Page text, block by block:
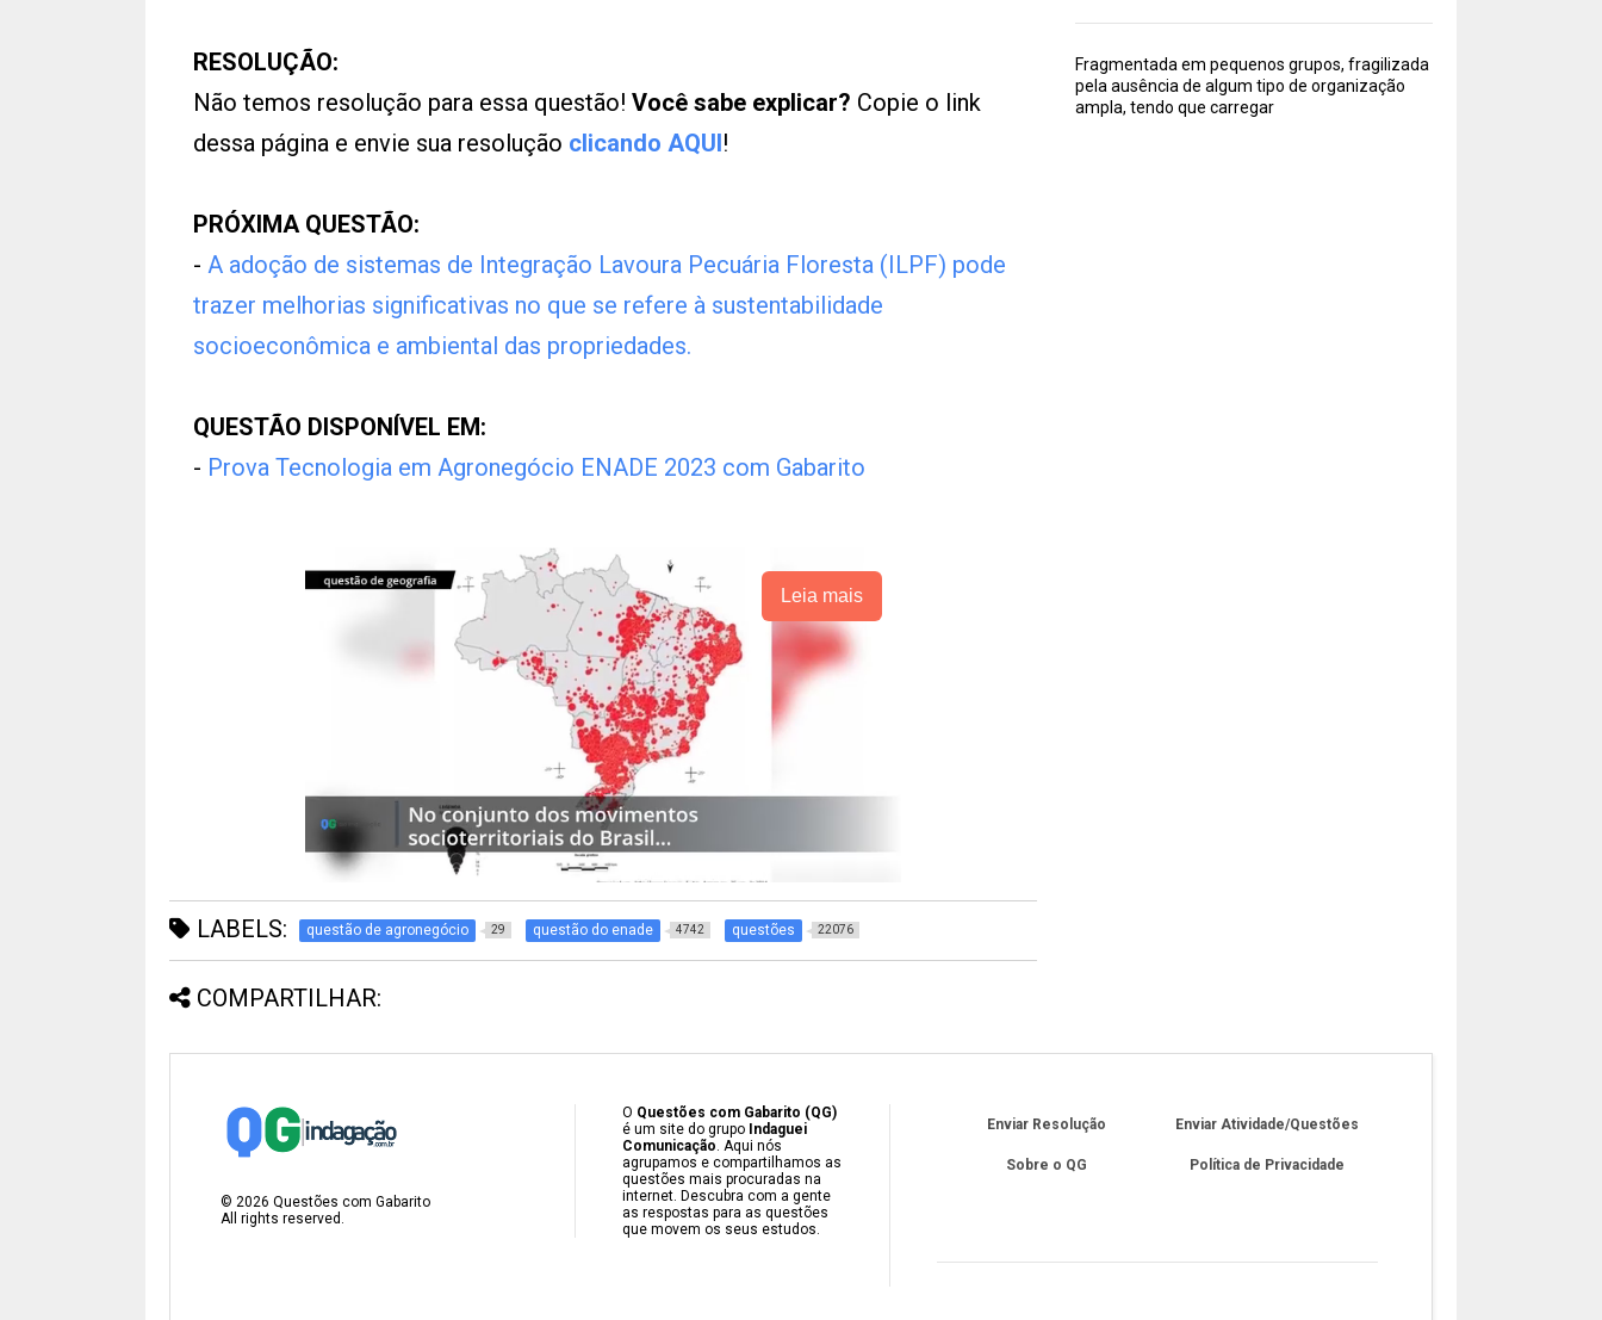
RESOLUÇÃO:
Não temos resolução para essa questão! Você sabe explicar? Copie o link
dessa página e envie sua resolução clicando AQUI!
PRÓXIMA QUESTÃO:
- A adoção de sistemas de Integração Lavoura Pecuária Floresta (ILPF) pode
trazer melhorias significativas no que se refere à sustentabilidade
socioeconômica e ambiental das propriedades.
QUESTÃO DISPONÍVEL EM:
- Prova Tecnologia em Agronegócio ENADE 2023 com Gabarito
Leia mais
LABELS: questão de agronegócio 29 questão do enade 4742 questões 22076
COMPARTILHAR:
Fragmentada em pequenos grupos, fragilizada
pela ausência de algum tipo de organização
ampla, tendo que carregar
©2026 Questões com Gabarito
All rights reserved.
O Questões com Gabarito (QG)
é um site do grupo Indaguei
Comunicação. Aqui nós
agrupamos e compartilhamos as
questões mais procuradas na
internet. Descubra com a gente
as respostas para as questões
que movem os seus estudos.
Enviar Resolução Enviar Atividade/Questões
Sobre o QG Política de Privacidade